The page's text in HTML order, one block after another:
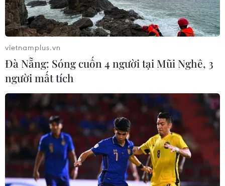
Theo dõi VietnamPlus
TIN LIÊN QUAN
vietnamplus.vn
Đà Nẵng: Sóng cuốn 4 người tại Mũi Nghê, 3
người mất tích